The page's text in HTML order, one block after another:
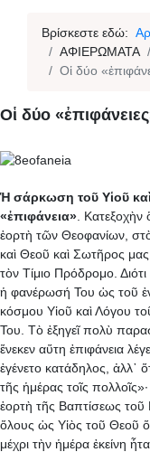
Βρίσκεστε εδώ:
ΑΦΙΕΡΩΜΑΤΑ
Οἱ δύο
Οἱ δύο
Ἡ σάρκωση τοῦ Υἱοῦ
«ἐπιφάνεια» . Κατεξοχὴν
ἑορτὴ τῶν Θεοφανίων,
καὶ Θεοῦ καὶ Σωτῆρος
τὸν Τίμιο Πρόδρομο.
ἡ φανέρωσή Του ὡς τοῦ
κόσμου Υἱοῦ καὶ Λόγου
Του. Τὸ ἐξηγεῖ πολὺ
ἕνεκεν αὕτη ἐπιφάνεια
ἐγένετο κατάδηλος, ἀλλ᾽
τῆς ἡμέρας τοῖς
ἑορτὴ τῆς Βαπτίσεως τοῦ
ὅλους ὡς Υἱὸς τοῦ Θεοῦ
μέχρι τὴν ἡμέρα ἐκείνη